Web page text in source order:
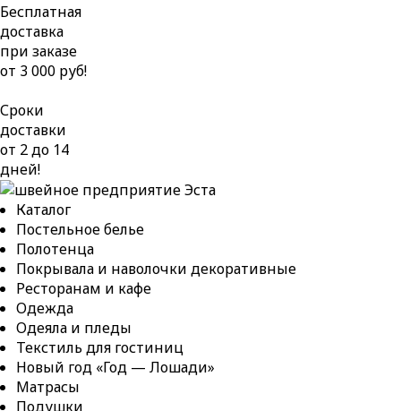
Бесплатная
доставка
при заказе
от 3 000 руб!
Сроки
доставки
от 2 до 14
дней!
Каталог
Постельное белье
Полотенца
Покрывала и наволочки декоративные
Ресторанам и кафе
Одежда
Одеяла и пледы
Текстиль для гостиниц
Новый год «Год — Лошади»
Матрасы
Подушки